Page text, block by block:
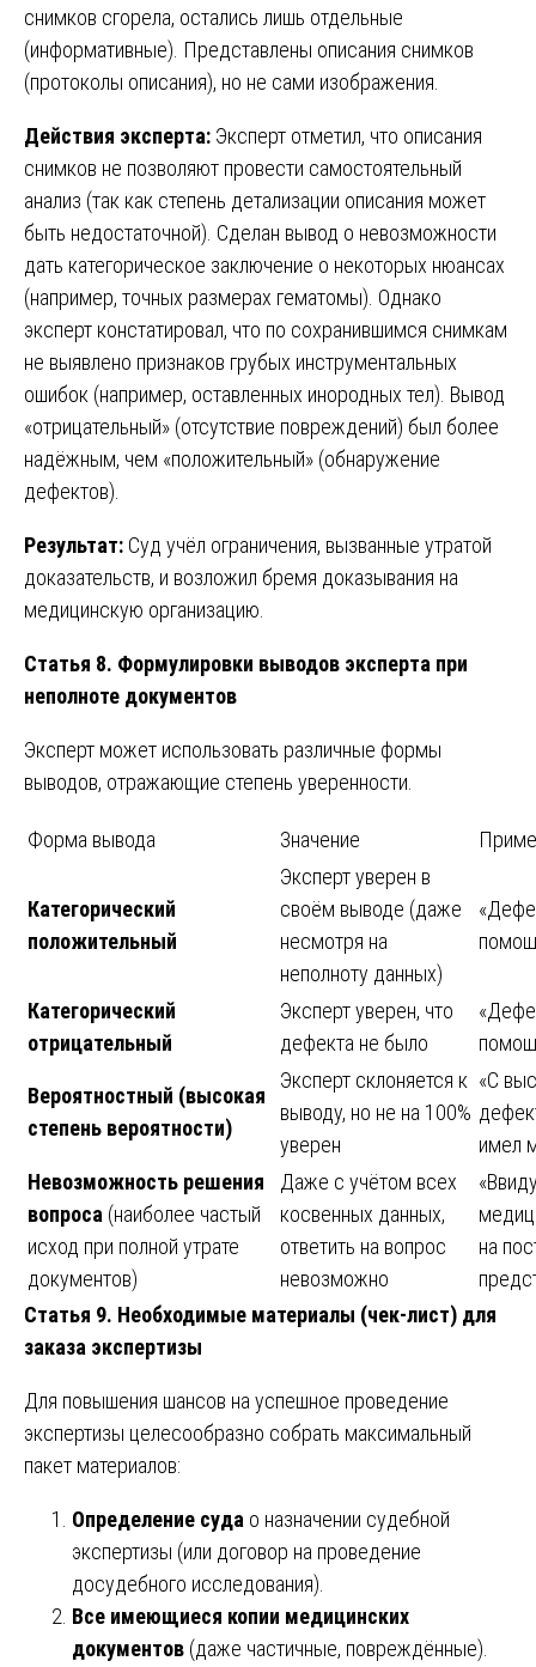
снимков сгорела, остались лишь отдельные
(информативные). Представлены описания снимков
(протоколы описания), но не сами изображения.
Действия эксперта: Эксперт отметил, что описания
снимков не позволяют провести самостоятельный
анализ (так как степень детализации описания может
быть недостаточной). Сделан вывод о невозможности
дать категорическое заключение о некоторых нюансах
(например, точных размерах гематомы). Однако
эксперт констатировал, что по сохранившимся снимкам
не выявлено признаков грубых инструментальных
ошибок (например, оставленных инородных тел). Вывод
«отрицательный» (отсутствие повреждений) был более
надёжным, чем «положительный» (обнаружение
дефектов).
Результат: Суд учёл ограничения, вызванные утратой
доказательств, и возложил бремя доказывания на
медицинскую организацию.
Статья 8. Формулировки выводов эксперта при
неполноте документов
Эксперт может использовать различные формы
выводов, отражающие степень уверенности.
Форма вывода Значение
Категорический
положительный
Эксперт уверен в
своём выводе (даже
несмотря на
неполноту данных)
Категорический
отрицательный
Эксперт уверен, что
дефекта не было
Вероятностный (высокая
степень вероятности)
Эксперт склоняется к
выводу, но не на 100%
уверен
«С
имел
Невозможность решения
вопроса (наиболее частый
исход при полной утрате
документов)
Даже с учётом всех
косвенных данных,
ответить на вопрос
невозможно
на
Статья 9. Необходимые материалы (чек-лист) для
заказа экспертизы
Для повышения шансов на успешное проведение
экспертизы целесообразно собрать максимальный
пакет материалов:
Определение суда о назначении судебной
экспертизы (или договор на проведение
досудебного исследования).
Все имеющиеся копии медицинских
документов (даже частичные, повреждённые).